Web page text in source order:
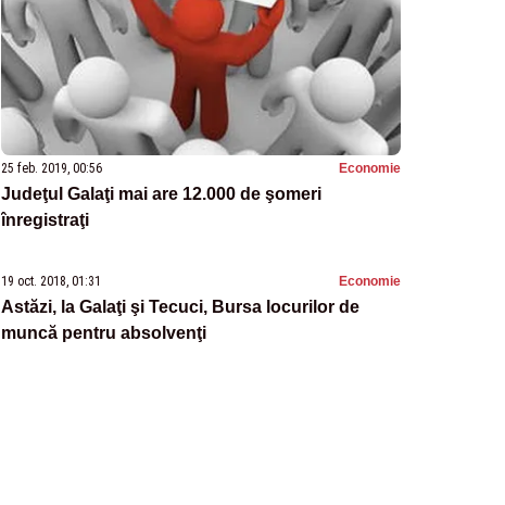
25 feb. 2019, 00:56 Economie
Judeţul Galaţi mai are 12.000 de şomeri
înregistraţi
19 oct. 2018, 01:31 Economie
Astăzi, la Galaţi şi Tecuci, Bursa locurilor de
muncă pentru absolvenţi